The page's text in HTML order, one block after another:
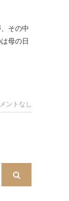
その中
母の日
ントなし